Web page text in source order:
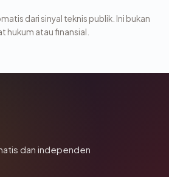
dari sinyal teknis publik. Ini bukan
hukum atau finansial.
dan independen